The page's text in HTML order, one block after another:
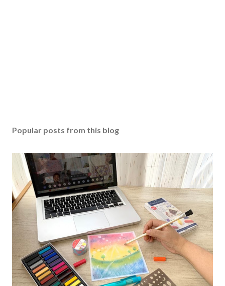
Popular posts from this blog